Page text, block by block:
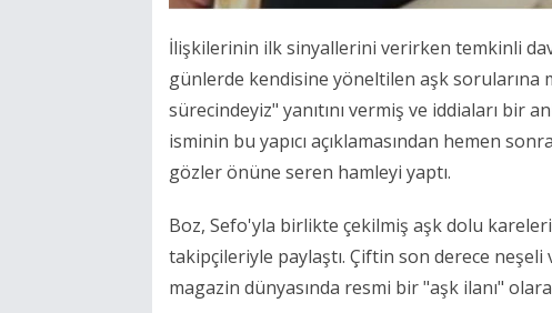
İlişkilerinin ilk sinyallerini verirken temkinli
günlerde kendisine yöneltilen aşk
sürecindeyiz" yanıtını vermiş ve iddiaları bir
isminin bu yapıcı açıklamasından hemen
gözler önüne seren hamleyi yaptı.
Boz, Sefo'yla birlikte çekilmiş aşk dolu
takipçileriyle paylaştı. Çiftin son derece neşeli
magazin dünyasında resmi bir "aşk ilanı"